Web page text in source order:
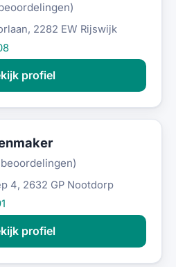
2282 EW Rijswijk
profiel
4, 2632 GP Nootdorp
profiel